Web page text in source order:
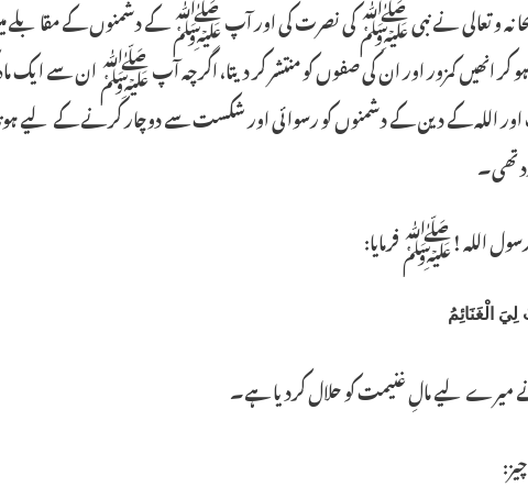
و تعالی نے نبی ﷺ کی نصرت کی اور آپ ﷺ کے دشمنوں کے
کر انھیں کمزور اور ان کی صفوں کو منتشر کر دیتا، اگرچہ آپ ﷺ ان سے
اللہ کے دین کے دشمنوں کو رسوا ئی اور شکست سے دوچار کرنے کے لیے
تھی۔
اللہ !ﷺ فرمایا:
الْغَنَائِمُ
میرے لیے مالِ غنیمت کو حلال کردیا ہے۔